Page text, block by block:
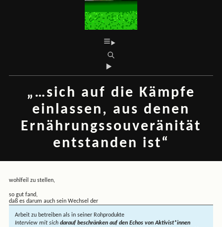
„…sich auf die Kämpfe
einlassen, aus denen
Ernährungssouveränität
entstanden ist“
wohlfeil zu stellen,
so gut fand,
daß es darum auch sein Wechsel der
Arbeit zu betreiben als in seiner Rohprodukte
Interview mit sich darauf beschränken auf den Echos von Aktivist*innen